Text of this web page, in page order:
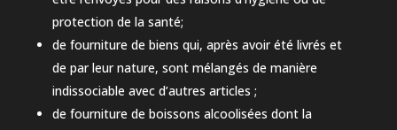
protection de la santé;
de fourniture de biens qui, après avoir été livrés et
de par leur nature, sont mélangés de manière
indissociable avec d’autres articles ;
de fourniture de boissons alcoolisées dont la